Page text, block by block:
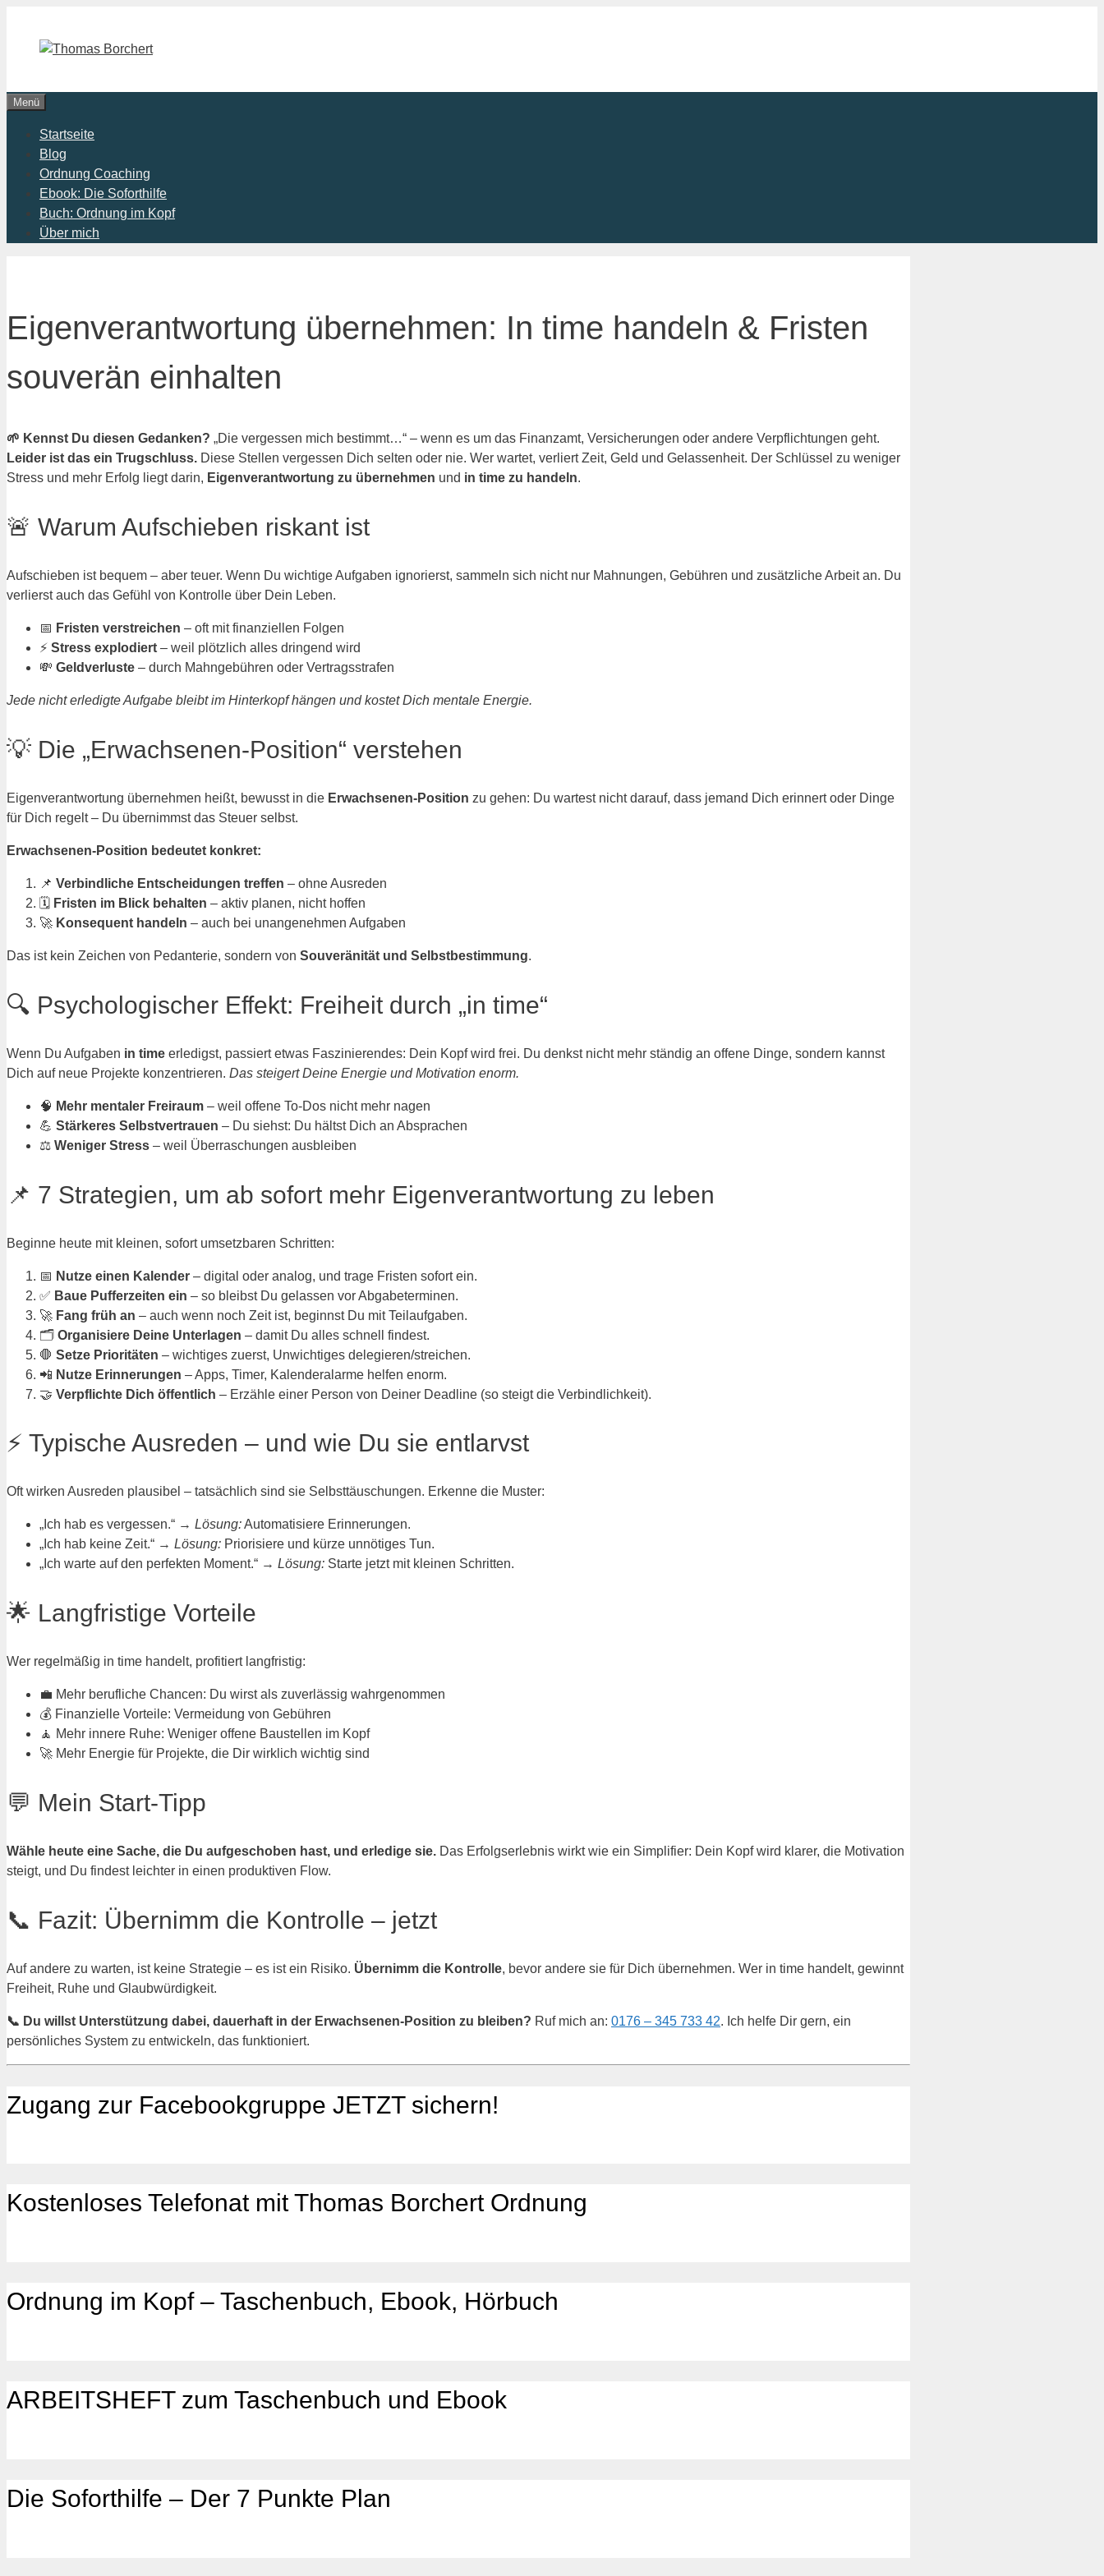
springen
Menü
Startseite
Blog
Ordnung Coaching
Ebook: Die Soforthilfe
Buch: Ordnung im Kopf
Über mich
Eigenverantwortung übernehmen: In time handeln & Fristen
souverän einhalten
🌱 Kennst Du diesen Gedanken? „Die vergessen mich bestimmt…“ – wenn es um das Finanzamt, Versicherungen oder andere Verpflichtungen geht.
Leider ist das ein Trugschluss. Diese Stellen vergessen Dich selten oder nie. Wer wartet, verliert Zeit, Geld und Gelassenheit. Der Schlüssel zu weniger
Stress und mehr Erfolg liegt darin, Eigenverantwortung zu übernehmen und in time zu handeln.
🚨 Warum Aufschieben riskant ist
Aufschieben ist bequem – aber teuer. Wenn Du wichtige Aufgaben ignorierst, sammeln sich nicht nur Mahnungen, Gebühren und zusätzliche Arbeit an. Du
verlierst auch das Gefühl von Kontrolle über Dein Leben.
📅 Fristen verstreichen – oft mit finanziellen Folgen
⚡ Stress explodiert – weil plötzlich alles dringend wird
💸 Geldverluste – durch Mahngebühren oder Vertragsstrafen
Jede nicht erledigte Aufgabe bleibt im Hinterkopf hängen und kostet Dich mentale Energie.
💡 Die „Erwachsenen-Position“ verstehen
Eigenverantwortung übernehmen heißt, bewusst in die Erwachsenen-Position zu gehen: Du wartest nicht darauf, dass jemand Dich erinnert oder Dinge
für Dich regelt – Du übernimmst das Steuer selbst.
Erwachsenen-Position bedeutet konkret:
📌 Verbindliche Entscheidungen treffen – ohne Ausreden
🗓️ Fristen im Blick behalten – aktiv planen, nicht hoffen
🚀 Konsequent handeln – auch bei unangenehmen Aufgaben
Das ist kein Zeichen von Pedanterie, sondern von Souveränität und Selbstbestimmung.
🔍 Psychologischer Effekt: Freiheit durch „in time“
Wenn Du Aufgaben in time erledigst, passiert etwas Faszinierendes: Dein Kopf wird frei. Du denkst nicht mehr ständig an offene Dinge, sondern kannst
Dich auf neue Projekte konzentrieren. Das steigert Deine Energie und Motivation enorm.
🧠 Mehr mentaler Freiraum – weil offene To-Dos nicht mehr nagen
💪 Stärkeres Selbstvertrauen – Du siehst: Du hältst Dich an Absprachen
⚖️ Weniger Stress – weil Überraschungen ausbleiben
📌 7 Strategien, um ab sofort mehr Eigenverantwortung zu leben
Beginne heute mit kleinen, sofort umsetzbaren Schritten:
📅 Nutze einen Kalender – digital oder analog, und trage Fristen sofort ein.
✅ Baue Pufferzeiten ein – so bleibst Du gelassen vor Abgabeterminen.
🚀 Fang früh an – auch wenn noch Zeit ist, beginnst Du mit Teilaufgaben.
🗂️ Organisiere Deine Unterlagen – damit Du alles schnell findest.
🛑 Setze Prioritäten – wichtiges zuerst, Unwichtiges delegieren/streichen.
📲 Nutze Erinnerungen – Apps, Timer, Kalenderalarme helfen enorm.
🤝 Verpflichte Dich öffentlich – Erzähle einer Person von Deiner Deadline (so steigt die Verbindlichkeit).
⚡ Typische Ausreden – und wie Du sie entlarvst
Oft wirken Ausreden plausibel – tatsächlich sind sie Selbsttäuschungen. Erkenne die Muster:
„Ich hab es vergessen.“ → Lösung:Automatisiere Erinnerungen.
„Ich hab keine Zeit.“ → Lösung: Priorisiere und kürze unnötiges Tun.
„Ich warte auf den perfekten Moment.“ → Lösung: Starte jetzt mit kleinen Schritten.
🌟 Langfristige Vorteile
Wer regelmäßig in time handelt, profitiert langfristig:
💼 Mehr berufliche Chancen: Du wirst als zuverlässig wahrgenommen
💰 Finanzielle Vorteile: Vermeidung von Gebühren
🧘 Mehr innere Ruhe: Weniger offene Baustellen im Kopf
🚀 Mehr Energie für Projekte, die Dir wirklich wichtig sind
💬 Mein Start-Tipp
Wähle heute eine Sache, die Du aufgeschoben hast, und erledige sie. Das Erfolgserlebnis wirkt wie ein Simplifier: Dein Kopf wird klarer, die Motivation
steigt, und Du findest leichter in einen produktiven Flow.
📞 Fazit: Übernimm die Kontrolle – jetzt
Auf andere zu warten, ist keine Strategie – es ist ein Risiko. Übernimm die Kontrolle, bevor andere sie für Dich übernehmen. Wer in time handelt, gewinnt
Freiheit, Ruhe und Glaubwürdigkeit.
📞 Du willst Unterstützung dabei, dauerhaft in der Erwachsenen-Position zu bleiben? Ruf mich an: 0176 – 345 733 42. Ich helfe Dir gern, ein
persönliches System zu entwickeln, das funktioniert.
Zugang zur Facebookgruppe JETZT sichern!
Kostenloses Telefonat mit Thomas Borchert Ordnung
Ordnung im Kopf – Taschenbuch, Ebook, Hörbuch
ARBEITSHEFT zum Taschenbuch und Ebook
Die Soforthilfe – Der 7 Punkte Plan